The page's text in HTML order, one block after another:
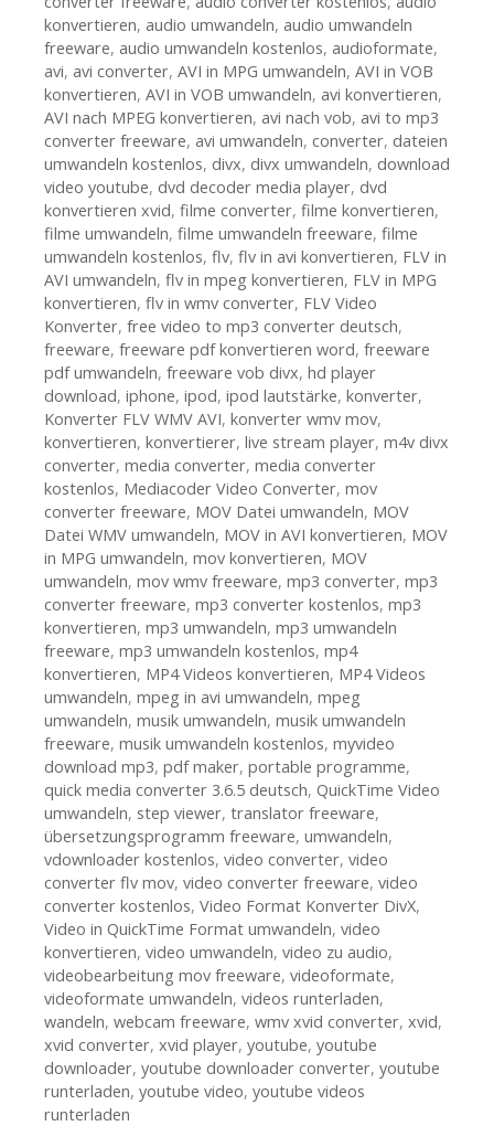
konvertieren, audio umwandeln, audio umwandeln
freeware, audio umwandeln kostenlos, audioformate,
avi, avi converter, AVI in MPG umwandeln, AVI in VOB
konvertieren, AVI in VOB umwandeln, avi konvertieren,
AVI nach MPEG konvertieren, avi nach vob, avi to mp3
converter freeware, avi umwandeln, converter, dateien
umwandeln kostenlos, divx, divx umwandeln, download
video youtube, dvd decoder media player, dvd
konvertieren xvid, filme converter, filme konvertieren,
filme umwandeln, filme umwandeln freeware, filme
umwandeln kostenlos, flv, flv in avi konvertieren, FLV in
AVI umwandeln, flv in mpeg konvertieren, FLV in MPG
konvertieren, flv in wmv converter, FLV Video
Konverter, free video to mp3 converter deutsch,
freeware, freeware pdf konvertieren word, freeware
pdf umwandeln, freeware vob divx, hd player
download, iphone, ipod, ipod lautstärke, konverter,
Konverter FLV WMV AVI, konverter wmv mov,
konvertieren, konvertierer, live stream player, m4v divx
converter, media converter, media converter
kostenlos, Mediacoder Video Converter, mov
converter freeware, MOV Datei umwandeln, MOV
Datei WMV umwandeln, MOV in AVI konvertieren, MOV
in MPG umwandeln, mov konvertieren, MOV
umwandeln, mov wmv freeware, mp3 converter, mp3
converter freeware, mp3 converter kostenlos, mp3
konvertieren, mp3 umwandeln, mp3 umwandeln
freeware, mp3 umwandeln kostenlos, mp4
konvertieren, MP4 Videos konvertieren, MP4 Videos
umwandeln, mpeg in avi umwandeln, mpeg
umwandeln, musik umwandeln, musik umwandeln
freeware, musik umwandeln kostenlos, myvideo
download mp3, pdf maker, portable programme,
quick media converter 3.6.5 deutsch, QuickTime Video
umwandeln, step viewer, translator freeware,
übersetzungsprogramm freeware, umwandeln,
vdownloader kostenlos, video converter, video
converter flv mov, video converter freeware, video
converter kostenlos, Video Format Konverter DivX,
Video in QuickTime Format umwandeln, video
konvertieren, video umwandeln, video zu audio,
videobearbeitung mov freeware, videoformate,
videoformate umwandeln, videos runterladen,
wandeln, webcam freeware, wmv xvid converter, xvid,
xvid converter, xvid player, youtube, youtube
downloader, youtube downloader converter, youtube
runterladen, youtube video, youtube videos
runterladen